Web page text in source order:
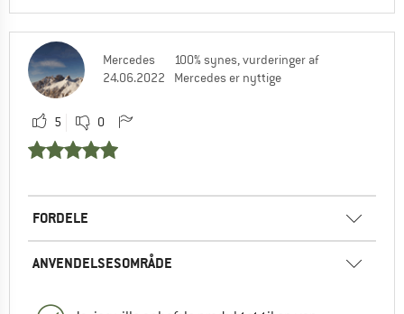
Mercedes
24.06.2022
100% synes, vurderinger af
Mercedes er nyttige
5 0
FORDELE
ANVENDELSESOMRÅDE